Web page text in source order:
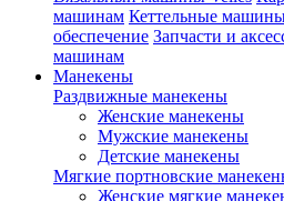
машинам Кеттельные
обеспечение Запчасти и
машинам
Манекены
Раздвижные манекены
Женские манекены
Мужские манекены
Детские манекены
Мягкие портновские
Женские мягкие